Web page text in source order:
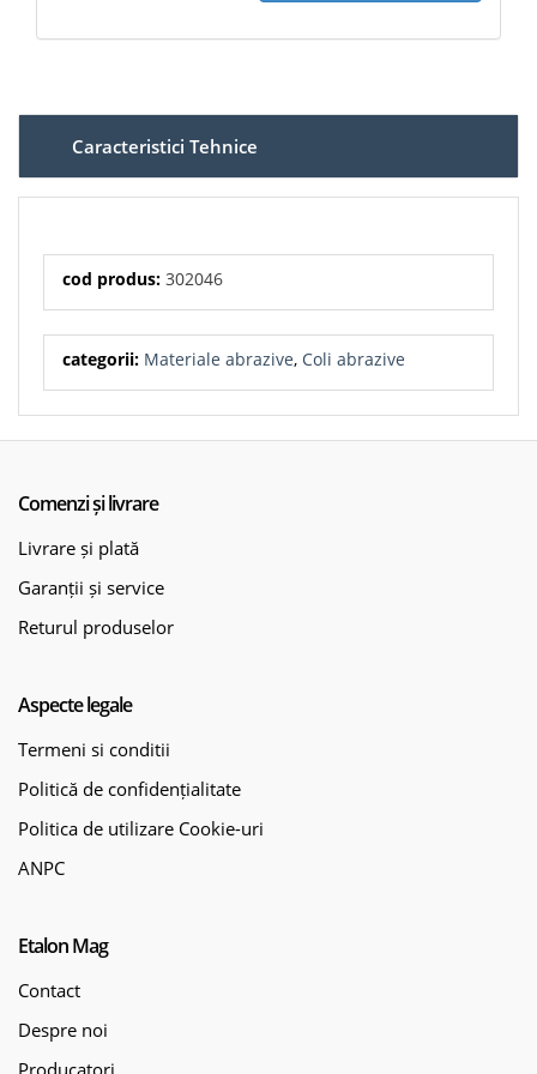
Tip produs: disc abraziv cu autofixare
Sistem prindere: autofixare / velur
Suport: hârtie tip C
Presărare: semi-deschisă
Utilizare principală: vopsea, lac, chit, glet
mm și prindere cu autofixare
Aplicații: finisare intermediară, netezire, nivelare
chit/glet, matuire, pregătire suprafețe, șlefuire pereți și
panouri
Caracteristici Tehnice
cod produs: 302046
categorii: Materiale abrazive, Coli abrazive
Comenzi și livrare
Livrare și plată
Garanții și service
Returul produselor
Aspecte legale
Termeni si conditii
Politică de confidențialitate
Politica de utilizare Cookie-uri
ANPC
Etalon Mag
Contact
Despre noi
Producatori